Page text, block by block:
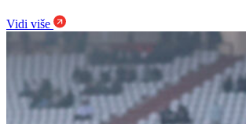
Vidi više